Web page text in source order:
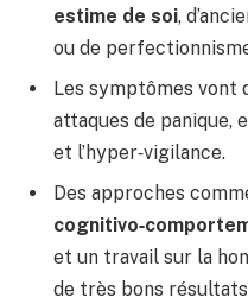
estime de soi,
ou de
Les symptômes vont
attaques de panique,
et l’hyper‑vigilance.
Des approches
et un travail sur la
de très bons